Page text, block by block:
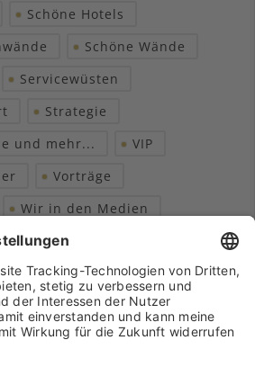
Schöne Hotels
Schöne Wände
Servicewüsten
Strategie
und mehr...
VIP
Vorträge
Wir in den Medien